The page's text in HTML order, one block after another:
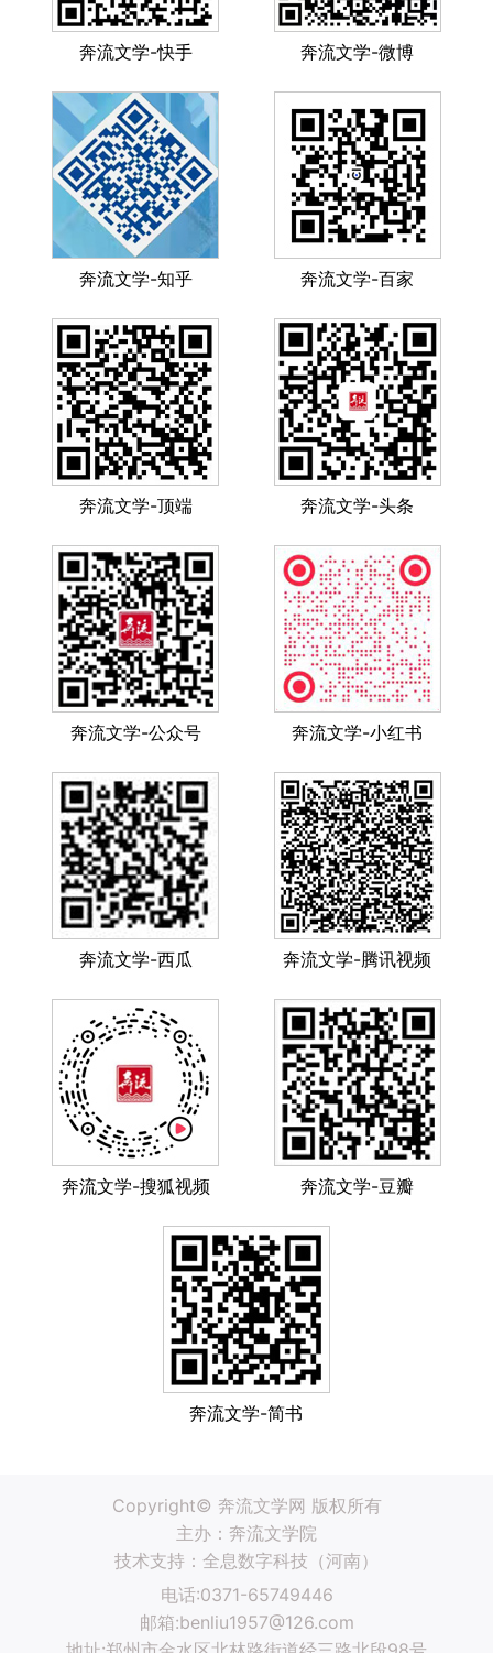
奔流文学-快手 奔流文学-微博
奔流文学-知乎 奔流文学-百家
奔流文学-顶端 奔流文学-头条
奔流文学-公众号 奔流文学-小红书
奔流文学-西瓜 奔流文学-腾讯视频
奔流文学-搜狐视频 奔流文学-豆瓣
奔流文学-简书
Copyright© 奔流文学网 版权所有
主办：奔流文学院
技术支持： 全息数字科技（河南）
电话:0371-65749446
邮箱:benliu1957@126.com